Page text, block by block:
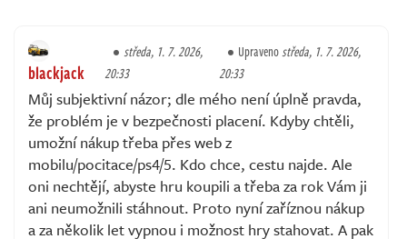
blackjack
středa, 1. 7. 2026,
20:33
Upravenostředa, 1. 7. 2026,
20:33
Můj subjektivní názor; dle mého není úplně pravda,
že problém je v bezpečnosti placení. Kdyby chtěli,
umožní nákup třeba přes web z
mobilu/pocitace/ps4/5. Kdo chce, cestu najde. Ale
oni nechtějí, abyste hru koupili a třeba za rok Vám ji
ani neumožnili stáhnout. Proto nyní zaříznou nákup
a za několik let vypnou i možnost hry stahovat. A pak